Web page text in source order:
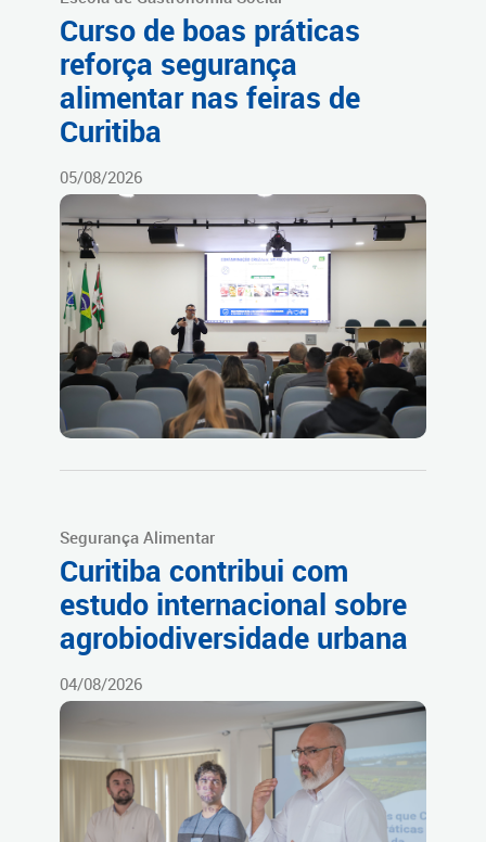
Curso de boas práticas
reforça segurança
alimentar nas feiras de
Curitiba
05/08/2026
Segurança Alimentar
Curitiba contribui com
estudo internacional sobre
agrobiodiversidade urbana
04/08/2026